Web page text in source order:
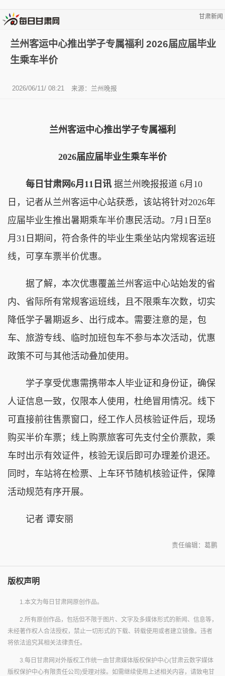
甘肃新闻
兰州客运中心推出学子专属福利 2026届应届毕业
生乘车半价
2026/06/11/ 08:21 来源：兰州晚报
兰州客运中心推出学子专属福利
2026届应届毕业生乘车半价
每日甘肃网6月11日讯 据兰州晚报报道 6月10
日，记者从兰州客运中心站获悉，该站将针对2026年
应届毕业生推出暑期乘车半价惠民活动。7月1日至8
月31日期间，符合条件的毕业生乘坐站内常规客运班
线，可享车票半价优惠。
据了解，本次优惠覆盖兰州客运中心站始发的省
内、省际所有常规客运班线，且不限乘车次数，切实
降低学子暑期返乡、出行成本。需要注意的是，包
车、旅游专线、临时加班包车不参与本次活动，优惠
政策不可与其他活动叠加使用。
学子享受优惠需携带本人毕业证和身份证，确保
人证信息一致，仅限本人使用，杜绝冒用情况。线下
可直接前往售票窗口，经工作人员核验证件后，现场
购买半价车票；线上购票旅客可先支付全价票款，乘
车时出示有效证件，核验无误后即可办理差价退还。
同时，车站将在检票、上车环节随机核验证件，保障
活动规范有序开展。
记者 谭安丽
责任编辑：葛鹏
版权声明
1.本文为每日甘肃网原创作品。
2.所有原创作品，包括但不限于图片、文字及多媒体形式的新闻、信息等，
未经著作权人合法授权，禁止一切形式的下载、转载使用或者建立镜像。违者
将依法追究其相关法律责任。
3.每日甘肃网对外版权工作统一由甘肃媒体版权保护中心(甘肃云数字媒体
版权保护中心有限责任公司)受理对接。如需继续使用上述相关内容，请致电甘